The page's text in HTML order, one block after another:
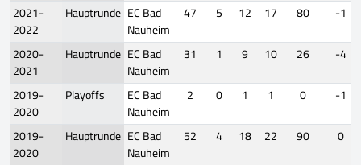
2021-
2022
Hauptrunde EC Bad
Nauheim
47 5 12 17 80
-1
2020-
2021
Hauptrunde EC Bad
Nauheim
31 1 9 10 26
-4
2019-
2020
Playoffs
EC Bad
Nauheim
2 0 1 1 0
-1
2019-
2020
Hauptrunde EC Bad
Nauheim
52 4 18 22 90
0